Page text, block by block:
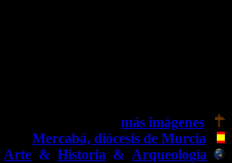
más imágenes
Mercabá, diócesis de Murcia
Arte & Historia & Arqueología